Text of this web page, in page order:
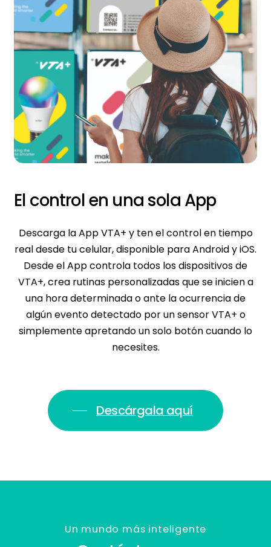
El control en una sola App
Descarga la App VTA+ y ten el control en tiempo
real desde tu celular, disponible para Android y iOS.
Desde el App controla todos los dispositivos de
VTA+, crea rutinas personalizadas que se inicien a
una hora determinada o ante la ocurrencia de
algún evento detectado por un sensor VTA+ o
simplemente apretando un solo botón cuando lo
necesites.
Descárgala aquí
Un mundo más inteligente